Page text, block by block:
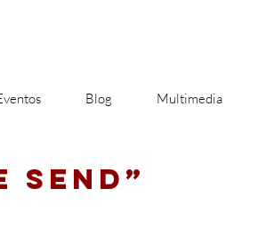
Blog Multimedia
SEND”